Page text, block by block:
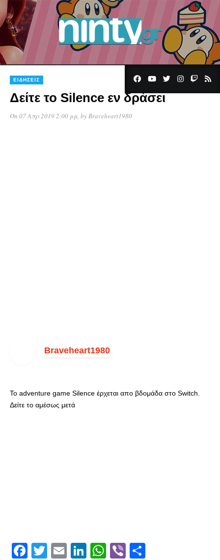
ΕΙΔΉΣΕΙΣ
Δείτε το Silence εν δράσει
On 07 Απρ 2019 2:00 μμ , by Braveheart1980
Braveheart1980
Το adventure game Silence έρχεται απο βδομάδα στο Switch.
Δείτε το αμέσως μετά
Facebook
Twitter
EmailLinkedIn
WhatsApp
Viber